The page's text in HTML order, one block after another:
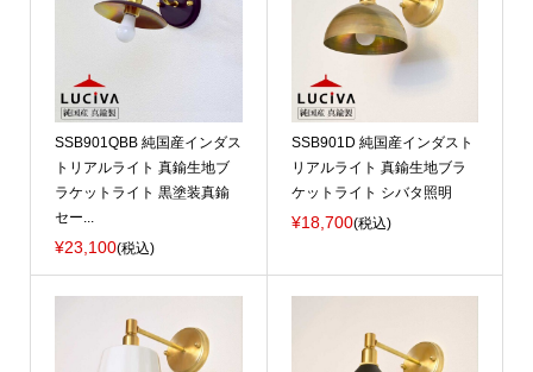
SSB901QBB 純国産インダス
トリアルライト 真鍮生地ブ
ラケットライト 黒塗装真鍮
セー...
¥23,100(税込)
SSB901D 純国産インダスト
リアルライト 真鍮生地ブラ
ケットライト シバタ照明
¥18,700(税込)